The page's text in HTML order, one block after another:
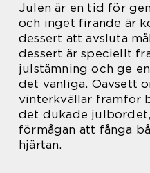
Julen är en tid för
och inget firande är
dessert att avsluta
dessert är speciellt
julstämning och ge
det vanliga. Oavsett
vinterkvällar framför
det dukade
förmågan att fånga
hjärtan.